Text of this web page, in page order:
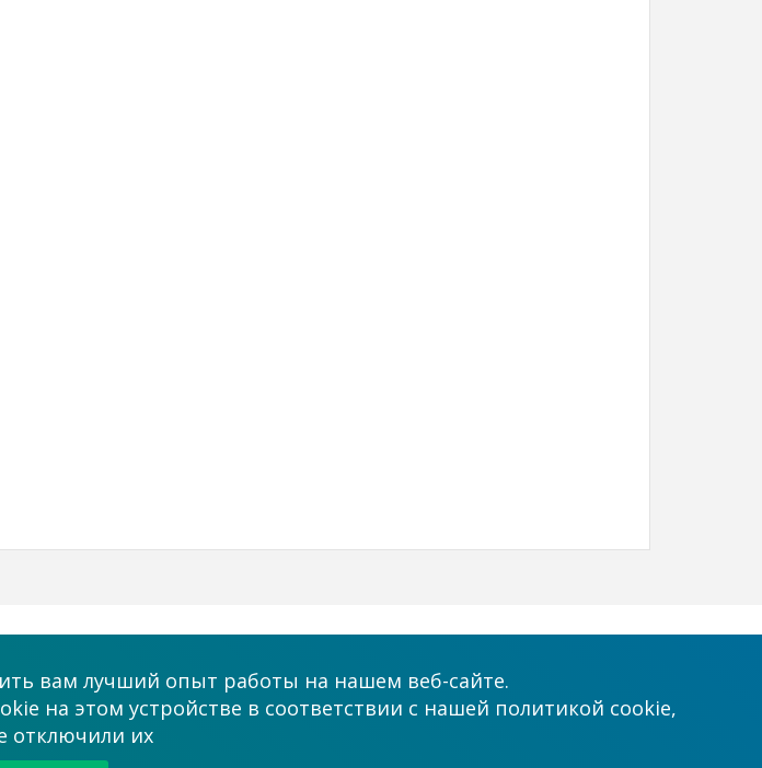
admin@allmaster.com.ua
вам лучший опыт работы на нашем веб-сайте.
на этом устройстве в соответствии с нашей политикой cookie,
отключили их